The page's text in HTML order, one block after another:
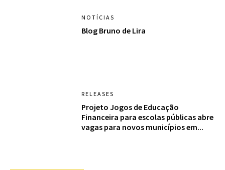
NOTÍCIAS
Blog Bruno de Lira
RELEASES
Projeto Jogos de Educação
Financeira para escolas públicas abre
vagas para novos municípios em...